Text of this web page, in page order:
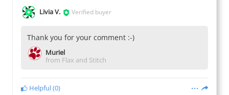
Livia V. Verified buyer
Thank you for your comment :-)
Muriel
from Flax and Stitch
Helpful(0)